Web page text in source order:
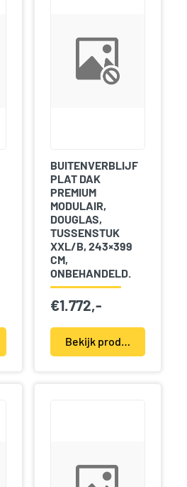
BUITENVERBLIJF
PLAT DAK
PREMIUM
MODULAIR,
DOUGLAS,
TUSSENSTUK
XXL/B, 243×399
CM,
ONBEHANDELD.
€1.772,-
Bekijk product(en)